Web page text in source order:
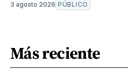
3 agosto 2026 PÚBLICO
Más reciente